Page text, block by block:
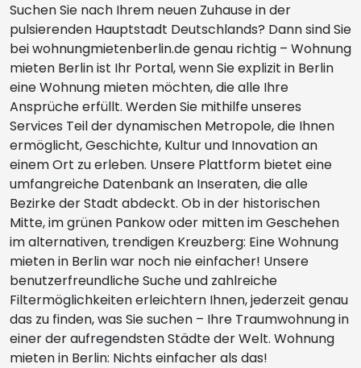
Suchen Sie nach Ihrem neuen Zuhause in der
pulsierenden Hauptstadt Deutschlands? Dann sind Sie
bei wohnungmietenberlin.de genau richtig – Wohnung
mieten Berlin ist Ihr Portal, wenn Sie explizit in Berlin
eine Wohnung mieten möchten, die alle Ihre
Ansprüche erfüllt. Werden Sie mithilfe unseres
Services Teil der dynamischen Metropole, die Ihnen
ermöglicht, Geschichte, Kultur und Innovation an
einem Ort zu erleben. Unsere Plattform bietet eine
umfangreiche Datenbank an Inseraten, die alle
Bezirke der Stadt abdeckt. Ob in der historischen
Mitte, im grünen Pankow oder mitten im Geschehen
im alternativen, trendigen Kreuzberg: Eine Wohnung
mieten in Berlin war noch nie einfacher! Unsere
benutzerfreundliche Suche und zahlreiche
Filtermöglichkeiten erleichtern Ihnen, jederzeit genau
das zu finden, was Sie suchen – Ihre Traumwohnung in
einer der aufregendsten Städte der Welt. Wohnung
mieten in Berlin: Nichts einfacher als das!